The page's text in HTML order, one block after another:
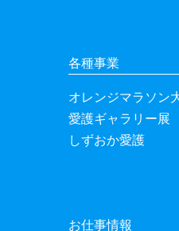
各種事業
オレンジマラソン
愛護ギャラリー展
しずおか愛護
お仕事情報